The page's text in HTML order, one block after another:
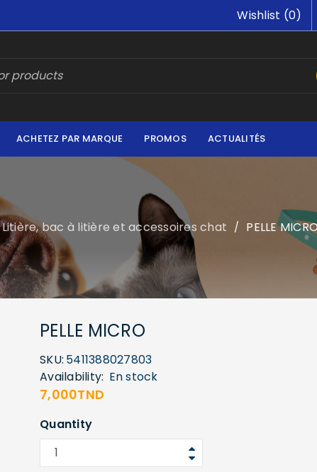
Wishlist (0)
ACHETEZ PAR MARQUE PROMOS ACTUALITÉS
Litière, bac à litière et accessoires chat / PELLE
PELLE MICRO
SKU: 5411388027803
Availability: En stock
7,000TND
Quantity